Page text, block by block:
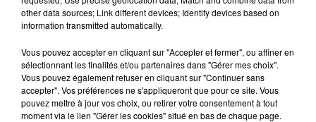
other data sources; Link different devices; Identify devices based on
information transmitted automatically.
Vous pouvez accepter en cliquant sur "Accepter et fermer", ou affiner en
sélectionnant les finalités et/ou partenaires dans "Gérer mes choix".
Vous pouvez également refuser en cliquant sur "Continuer sans
accepter". Vos préférences ne s'appliqueront que pour ce site. Vous
pouvez mettre à jour vos choix, ou retirer votre consentement à tout
moment via le lien "Gérer les cookies" situé en bas de chaque page.